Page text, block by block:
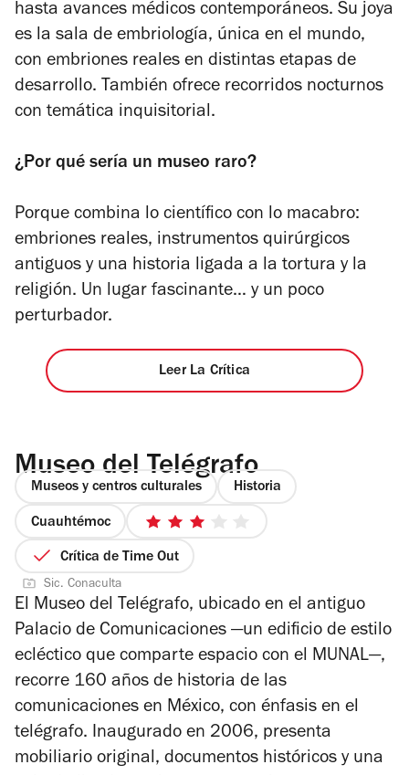
hasta avances médicos contemporáneos. Su joya
es la sala de embriología, única en el mundo,
con embriones reales en distintas etapas de
desarrollo. También ofrece recorridos nocturnos
con temática inquisitorial.
¿Por qué sería un museo raro?
Porque combina lo científico con lo macabro:
embriones reales, instrumentos quirúrgicos
antiguos y una historia ligada a la tortura y la
religión. Un lugar fascinante… y un poco
perturbador.
Leer La Crítica
Museo del Telégrafo
Museos y centros culturales Historia
Cuauhtémoc
3
estrellas
Crítica de Time Out
Sic. Conaculta
El Museo del Telégrafo, ubicado en el antiguo
Palacio de Comunicaciones —un edificio de estilo
ecléctico que comparte espacio con el MUNAL—,
recorre 160 años de historia de las
comunicaciones en México, con énfasis en el
telégrafo. Inaugurado en 2006, presenta
mobiliario original, documentos históricos y una